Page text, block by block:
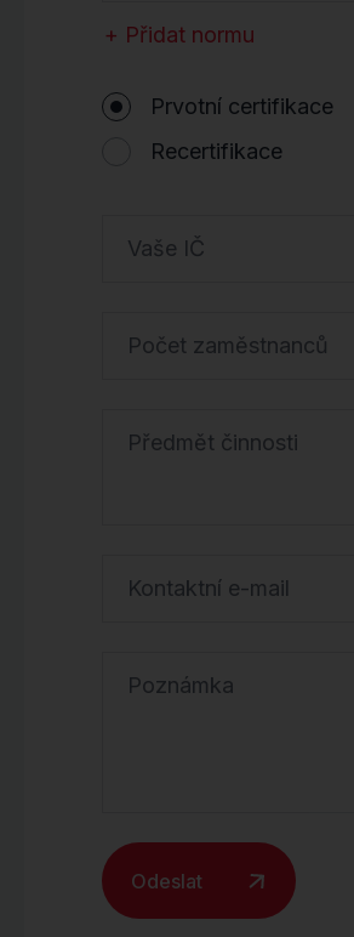
+ Přidat normu
Prvotní certifikace
Recertifikace
Vaše IČ
Počet zaměstnanců
Předmět činnosti
Kontaktní e-mail
Poznámka
Odeslat